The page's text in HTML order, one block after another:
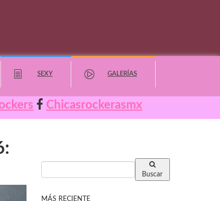
SEXY GALERÍAS
Chicasrockerasmx
Buscar
MÁS RECIENTE